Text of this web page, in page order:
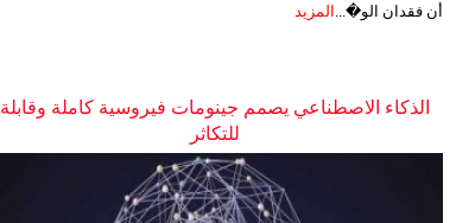
أن فقدان الو�... المزيد
الذكاء الاصطناعي يصمم جينومات فيروسية كاملة وقابلة
للتكاثر